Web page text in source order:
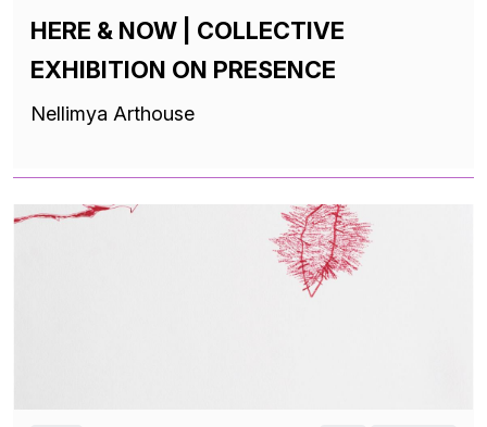
HERE & NOW | COLLECTIVE
EXHIBITION ON PRESENCE
Nellimya Arthouse